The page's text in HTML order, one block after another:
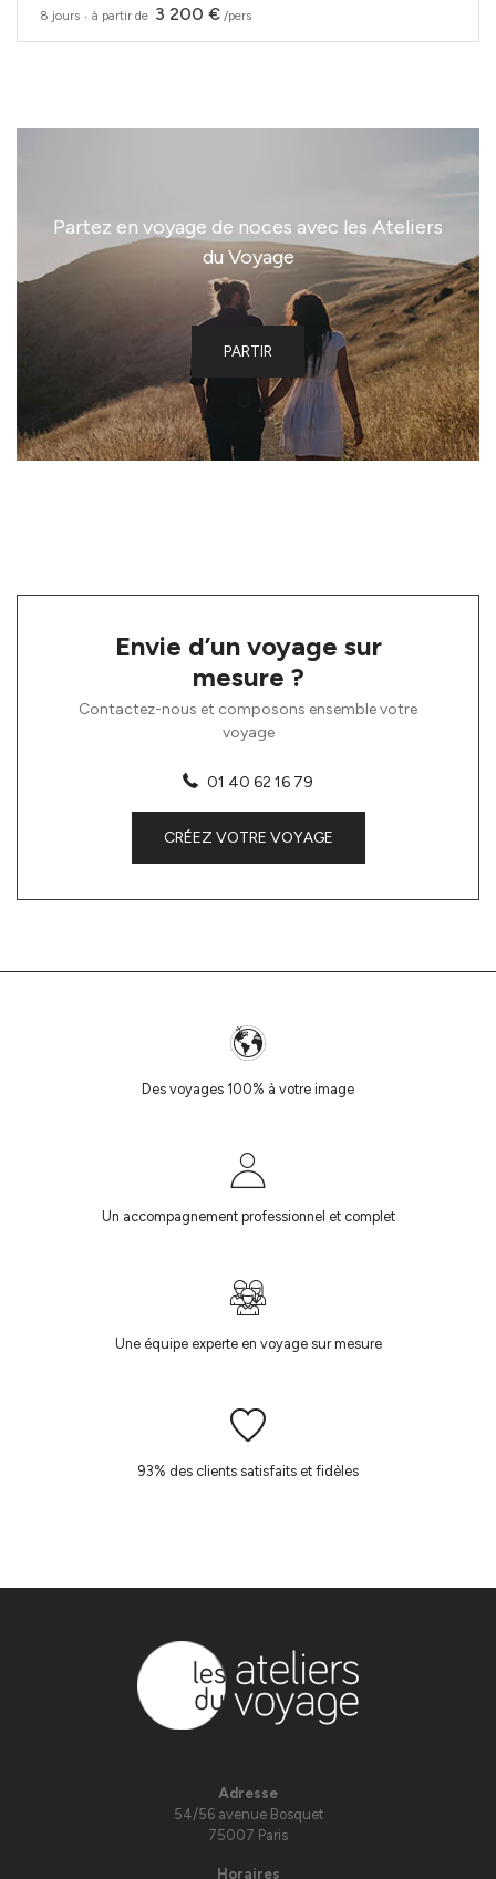
8 jours ‧ à partir de 3 200 € /pers
Partez en voyage de noces avec les Ateliers
du Voyage
PARTIR
Envie d’un voyage sur
mesure ?
Contactez-nous et composons ensemble votre
voyage
01 40 62 16 79
CRÉEZ VOTRE VOYAGE
Des voyages 100% à votre image
Un accompagnement professionnel et complet
Une équipe experte en voyage sur mesure
93% des clients satisfaits et fidèles
Adresse
54/56 avenue Bosquet
75007 Paris
Horaires